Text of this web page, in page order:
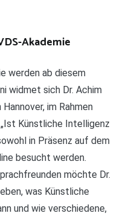
Akademie
werden ab diesem
widmet sich Dr. Achim
im Rahmen
Künstliche Intelligenz
in Präsenz auf dem
besucht werden.
möchte Dr.
was Künstliche
und wie verschiedene,